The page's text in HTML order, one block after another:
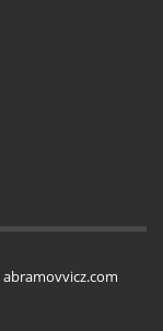
abramovvicz.com